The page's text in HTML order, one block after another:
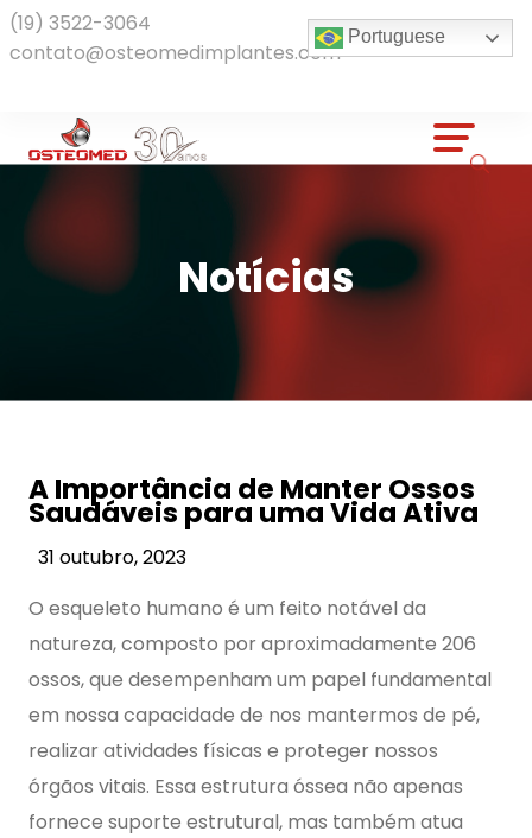
(19) 3522-3064
contato@osteomedimplantes.com
Notícias
A Importância de Manter Ossos
Saudáveis para uma Vida Ativa
31 outubro, 2023
O esqueleto humano é um feito notável da
natureza, composto por aproximadamente 206
ossos, que desempenham um papel fundamental
em nossa capacidade de nos mantermos de pé,
realizar atividades físicas e proteger nossos
órgãos vitais. Essa estrutura óssea não apenas
fornece suporte estrutural, mas também atua
Portuguese